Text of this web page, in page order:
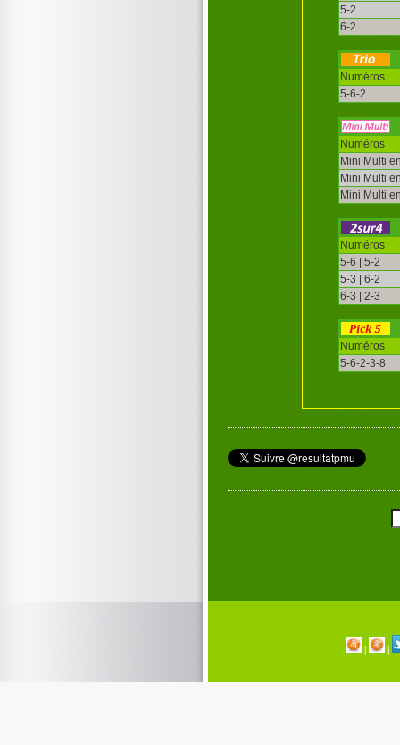
5-2
6-2
Numéros
5-6-2
Numéros
Mini Multi
Mini Multi
Mini Multi
Numéros
5-6 | 5-2
5-3 | 6-2
6-3 | 2-3
Numéros
5-6-2-3-8
| |